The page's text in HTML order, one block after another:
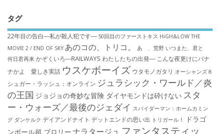
タグ
22年目の告白―私が殺人犯です― 50回目のファーストキス HiGH&LOW THE
MOVIE 2 / END OF SKY あのコの、トリコ。 あゝ、荒野 いつまた、君と
何日君再来 かぞくいろ―RAILWAYS わたしたちの出発― こんな夜更けにバナ
ナかよ 愛しき実話 ウスケボーイズ ウタモノガタリ オーシャンズ８
シュガー・ラッシュ：オ​ンライン ジュラシック・ワールド／炎
の王国 ジョジョの奇妙な冒険 ダイヤモンドは砕けない スタ
ー・ウォーズ／最後のジェダイ スパイダーマン：ホームカミン
グ ダンケルク デイアンドナイト デットエンドの思い出 トリガール！
ドラゴ
ンボール超 ブロリー ナラタージュ ファンタスティッ